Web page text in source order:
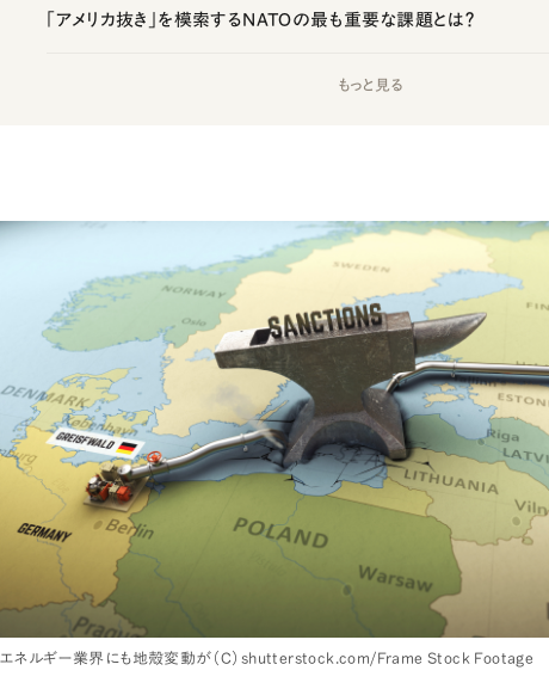
「アメリカ抜き」を模索するNATOの最も重要な課題とは？
もっと見る
エネルギー業界にも地殻変動が（C）shutterstock.com/Frame Stock Footage